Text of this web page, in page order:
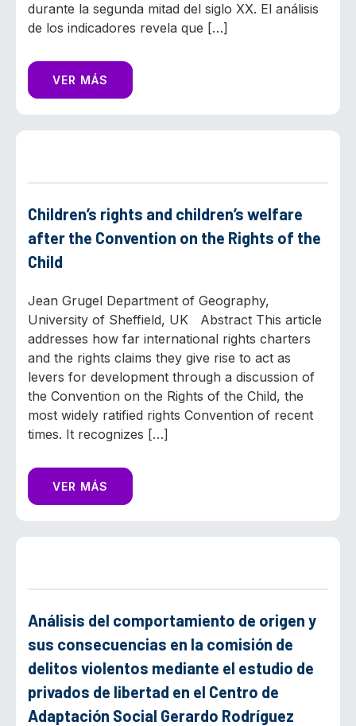
durante la segunda mitad del siglo XX. El análisis
de los indicadores revela que […]
VER MÁS
Children’s rights and children’s welfare
after the Convention on the Rights of the
Child
Jean Grugel Department of Geography,
University of Sheffield, UK Abstract This article
addresses how far international rights charters
and the rights claims they give rise to act as
levers for development through a discussion of
the Convention on the Rights of the Child, the
most widely ratified rights Convention of recent
times. It recognizes […]
VER MÁS
Análisis del comportamiento de origen y
sus consecuencias en la comisión de
delitos violentos mediante el estudio de
privados de libertad en el Centro de
Adaptación Social Gerardo Rodríguez